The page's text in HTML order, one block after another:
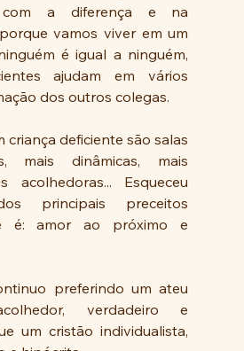
com a diferença e na
vamos viver em um
é igual a ninguém,
ajudam em vários
dos outros colegas.
mais dinâmicas, mais
acolhedoras... Esqueceu
principais preceitos
é: amor ao próximo e
verdadeiro e
um cristão individualista,